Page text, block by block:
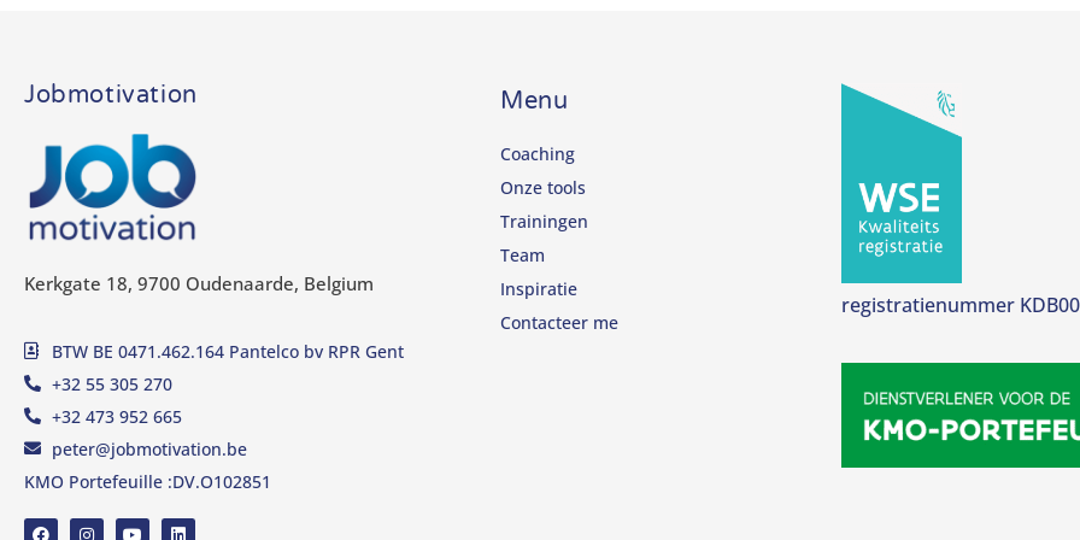
Jobmotivation
Kerkgate 18, 9700 Oudenaarde, Belgium
BTW BE 0471.462.164 Pantelco bv RPR Gent
+32 55 305 270
+32 473 952 665
peter@jobmotivation.be
KMO Portefeuille :DV.O102851
Menu
Coaching
Onze tools
Trainingen
Team
Inspiratie
Contacteer me
registratienummer